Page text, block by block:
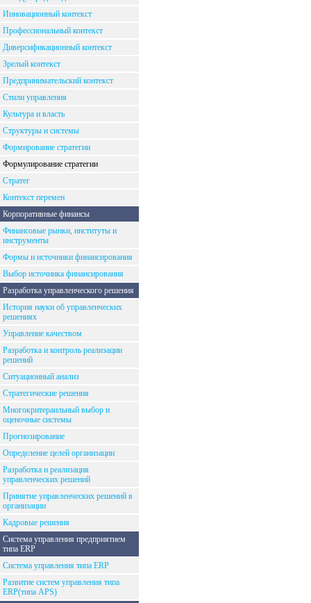
Инновационный контекст
Профессиональный контекст
Диверсификационный контекст
Зрелый контекст
Предпринимательский контекст
Стили управления
Культура и власть
Структуры и системы
Формирование стратегии
Формулирование стратегии
Стратег
Контекст перемен
Корпоративные финансы
Финансовые рынки, институты и
инструменты
Формы и источники финансирования
Выбор источника финансирования
Разработка управленческого решения
История науки об управленческих
решениях
Управление качеством
Разработка и контроль реализации
решений
Ситуационный анализ
Стратегические решения
Многокритераильный выбор и
оценочные системы
Прогнозирование
Определение целей организации
Разработка и реализация
управленческих решений
Принятие управленческих решений в
организации
Кадровые решения
Система управления предприятием
типа ERP
Система управления типа ERP
Развитие систем управления типа
ERP(типа APS)